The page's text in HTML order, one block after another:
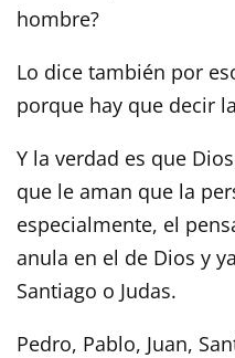
hombre?
Lo dice también por
porque hay que decir
Y la verdad es que
que le aman que la
especialmente, el
anula en el de Dios y
Santiago o Judas.
Pedro, Pablo, Juan,